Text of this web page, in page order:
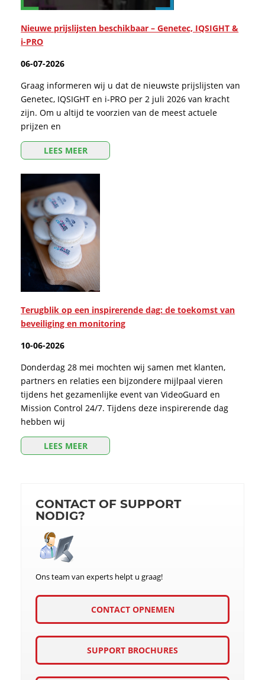
Nieuwe prijslijsten beschikbaar – Genetec, IQSIGHT &
i-PRO
06-07-2026
Graag informeren wij u dat de nieuwste prijslijsten van
Genetec, IQSIGHT en i-PRO per 2 juli 2026 van kracht
zijn. Om u altijd te voorzien van de meest actuele
prijzen en
LEES MEER
Terugblik op een inspirerende dag: de toekomst van
beveiliging en monitoring
10-06-2026
Donderdag 28 mei mochten wij samen met klanten,
partners en relaties een bijzondere mijlpaal vieren
tijdens het gezamenlijke event van VideoGuard en
Mission Control 24/7. Tijdens deze inspirerende dag
hebben wij
LEES MEER
CONTACT OF SUPPORT
NODIG?
Ons team van experts helpt u graag!
CONTACT OPNEMEN
SUPPORT BROCHURES